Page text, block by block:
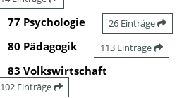
77 Psychologie 26 Einträge
80 Pädagogik 113 Einträge
83 Volkswirtschaft
102 Einträge